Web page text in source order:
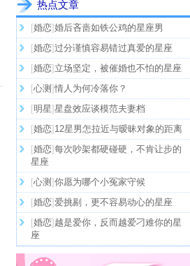
热点文章
[婚恋]婚后吝啬如铁公鸡的星座男
[婚恋]过分谨慎容易错过真爱的星座
[婚恋] 立场坚定，被催婚也不怕的星座
[心测 ]情人为何冷落你？
[明星]星盘效应谈模范夫妻档
[婚恋] 12星男怎拉近与暧昧对象的距离
[婚恋]每次吵架都硬碰硬，不肯让步的
星座
[心测 ]你愿为哪个小冤家守候
[婚恋]爱挑剔，更不容易动心的星座
[婚恋] 越是爱你，反而越爱刁难你的星
座